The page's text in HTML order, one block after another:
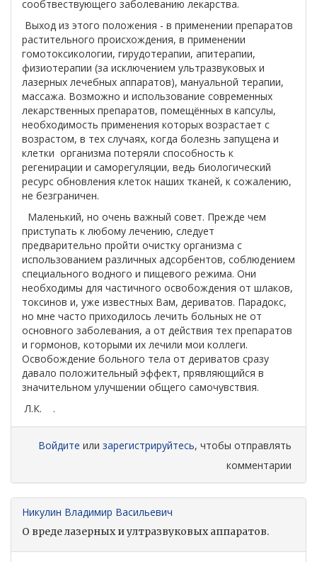
сообтвествующего заболеванию лекарства.
Выход из этого положения - в применении препаратов
растительного происхождения, в применении
гомотоксикологии, гирудотерапии, апитерапии,
физиотерапии (за исключением ультразвуковых и
лазерных лечебных аппаратов), мануальной терапии,
массажа. Возможно и использование современных
лекарственных препаратов, помещённых в капсулы,
необходимость применения которых возрастает с
возрастом, в тех случаях, когда болезнь запущена и
клетки организма потеряли способность к
регенирации и саморегуляции, ведь биологический
ресурс обновления клеток наших тканей, к сожалению,
не безграничен.
Маленький, но очень важный совет. Прежде чем
приступать к любому лечению, следует
предварительно пройти очистку организма с
использованием различных адсорбентов, соблюдением
специального водного и пищевого режима. Они
необходимы для частичного освобождения от шлаков,
токсинов и, уже известных Вам, дериватов. Парадокс,
но мне часто приходилось лечить больных не от
основного заболевания, а от действия тех препаратов
и гормонов, которыми их лечили мои коллеги.
Освобождение больного тела от дериватов сразу
давало положительный эффект, прявляющийся в
значительном улучшении общего самочувствия.
Л.К. .
Войдите или зарегистрируйтесь, чтобы отправлять
комментарии
Никулин Владимир Васильевич
О вреде лазерных и ултразвуковых аппаратов.